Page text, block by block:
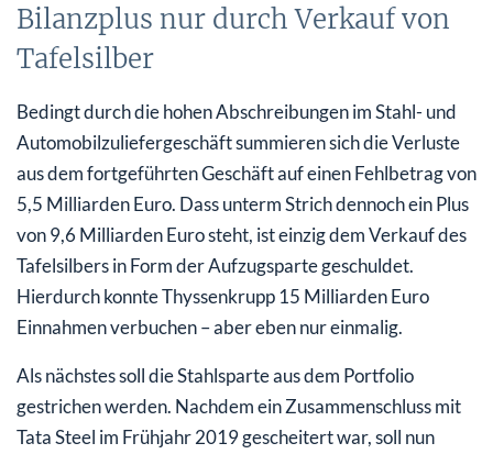
Bilanzplus nur durch Verkauf von
Tafelsilber
Bedingt durch die hohen Abschreibungen im Stahl- und
Automobilzuliefergeschäft summieren sich die Verluste
aus dem fortgeführten Geschäft auf einen Fehlbetrag von
5,5 Milliarden Euro. Dass unterm Strich dennoch ein Plus
von 9,6 Milliarden Euro steht, ist einzig dem Verkauf des
Tafelsilbers in Form der Aufzugsparte geschuldet.
Hierdurch konnte Thyssenkrupp 15 Milliarden Euro
Einnahmen verbuchen – aber eben nur einmalig.
Als nächstes soll die Stahlsparte aus dem Portfolio
gestrichen werden. Nachdem ein Zusammenschluss mit
Tata Steel im Frühjahr 2019 gescheitert war, soll nun